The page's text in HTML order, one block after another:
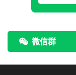
微信群